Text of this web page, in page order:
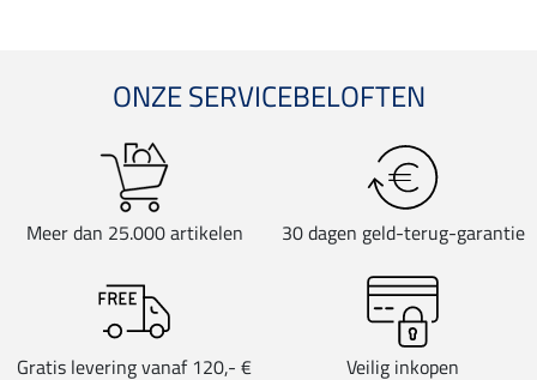
ONZE SERVICEBELOFTEN
Meer dan 25.000 artikelen 30 dagen geld-terug-garantie
Gratis levering vanaf 120,- € Veilig inkopen